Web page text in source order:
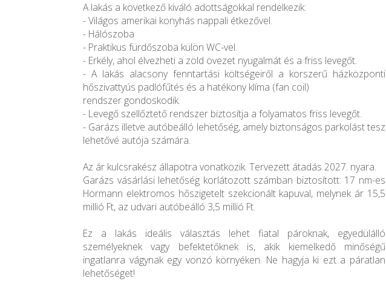
A lakás a következő kiváló adottságokkal rendelkezik:
- Világos amerikai konyhás nappali étkezővel.
- Hálószoba
- Praktikus fürdőszoba külön WC-vel.
- Erkély, ahol élvezheti a zöld övezet nyugalmát és a friss levegőt.
- A lakás alacsony fenntartási költségeiről a korszerű házközponti
hőszivattyús padlófűtés és a hatékony klíma (fan coil)
rendszer gondoskodik.
- Levegő szellőztető rendszer biztosítja a folyamatos friss levegőt.
- Garázs illetve autóbeálló lehetőség, amely biztonságos parkolást tesz
lehetővé autója számára.
Az ár kulcsrakész állapotra vonatkozik. Tervezett átadás 2027. nyara.
Garázs vásárlási lehetőség korlátozott számban biztosított: 17 nm-es
Hörmann elektromos hőszigetelt szekcionált kapuval, melynek ár 15,5
millió Ft, az udvari autóbeálló 3,5 millió Ft.
Ez a lakás ideális választás lehet fiatal pároknak, egyedülálló
személyeknek vagy befektetőknek is, akik kiemelkedő minőségű
ingatlanra vágynak egy vonzó környéken. Ne hagyja ki ezt a páratlan
lehetőséget!